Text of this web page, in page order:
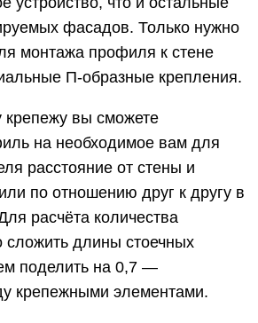
фасадов. Только нужно
монтажа профиля к стене
П-образные крепления.
крепежу вы сможете
на необходимое вам для
расстояние от стены и
по отношению друг к другу в
расчёта количества
сложить длины стоечных
поделить на 0,7 —
крепежными элементами.